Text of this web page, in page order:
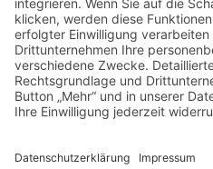
Lewis Capaldi kehrt mit seiner
Bühne zurück und schlägt damit
geprägt von Ehrlichkeit,
Bekannt dafür, rohe Gefühle in
verwandeln, treffen seine Songs
bringt der Schotte im September